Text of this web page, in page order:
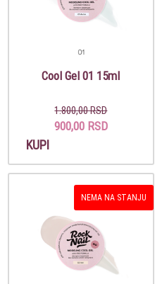
Cool Gel 01 15ml
1.800,00 RSD
900,00 RSD
KUPI
NEMA NA STANJU